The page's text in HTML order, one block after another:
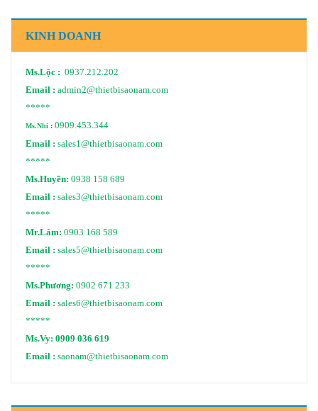
KINH DOANH
Ms.Lộc : 0937.212.202
Email : admin2@thietbisaonam.com
*****
Ms.Nhi : 0909.453.344
Email : sales1@thietbisaonam.com
*****
Ms.Huyền: 0938 158 689
Email : sales3@thietbisaonam.com
*****
Mr.Lâm: 0903 168 589
Email : sales5@thietbisaonam.com
*****
Ms.Phương: 0902 671 233
Email : sales6@thietbisaonam.com
*****
Ms.Vy: 0909 036 619
Email : saonam@thietbisaonam.com